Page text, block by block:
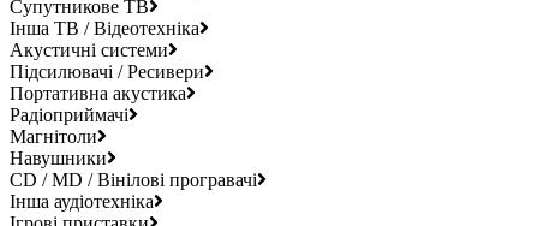
Супутникове ТВ
Інша ТВ / Відеотехніка
Акустичні системи
Підсилювачі / Ресивери
Портативна акустика
Радіоприймачі
Магнітоли
Навушники
CD / MD / Вінілові програвачі
Інша аудіотехніка